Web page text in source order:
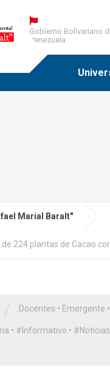
Gobierno Bolivariano
Venezuela
Marial Baralt"
224 plantas de Cacao
Docentes • Emergente •
• #Informativo •